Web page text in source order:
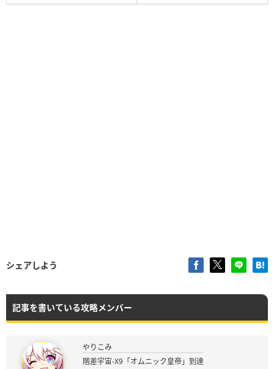
シェアしよう
記事を書いている攻略メンバー
やりこみ
階差宇宙-X9「オムニック皇帝」到達